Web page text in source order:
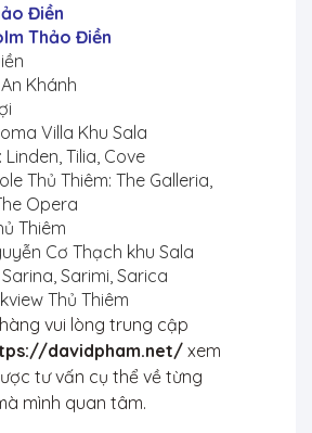
Điền
Thảo Điền
Khánh
Villa Khu Sala
Tilia, Cove
Thủ Thiêm: The Galleria,
Opera
Thiêm
Cơ Thạch khu Sala
Sarimi, Sarica
Thủ Thiêm
vui lòng trung cập
davidpham.net/ xem
tư vấn cụ thể về từng
mình quan tâm.